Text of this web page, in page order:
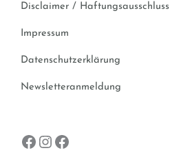
Disclaimer / Haftungsausschluss
Impressum
Datenschutzerklärung
Newsletteranmeldung
Facebook
Instagram
Facebook